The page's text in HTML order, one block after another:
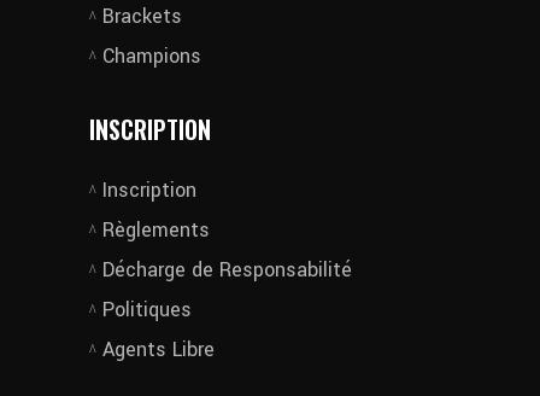
Brackets
Champions
INSCRIPTION
Inscription
Règlements
Décharge de Responsabilité
Politiques
Agents Libre